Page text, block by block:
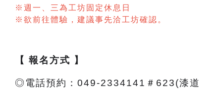
※週一、三為工坊固定休息日
※欲前往體驗，建議事先洽工坊確認。
【 報名方式 】
◎電話預約：049-2334141＃623(漆道